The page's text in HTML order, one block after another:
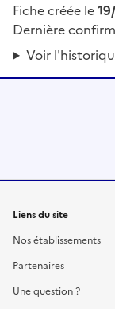
Fiche créée le
Dernière
Voir
Liens du site
Nos établissements
Partenaires
Une question ?